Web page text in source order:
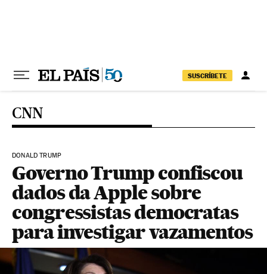
SUSCRÍBETE
CNN
DONALD TRUMP
Governo Trump confiscou
dados da Apple sobre
congressistas democratas
para investigar vazamentos